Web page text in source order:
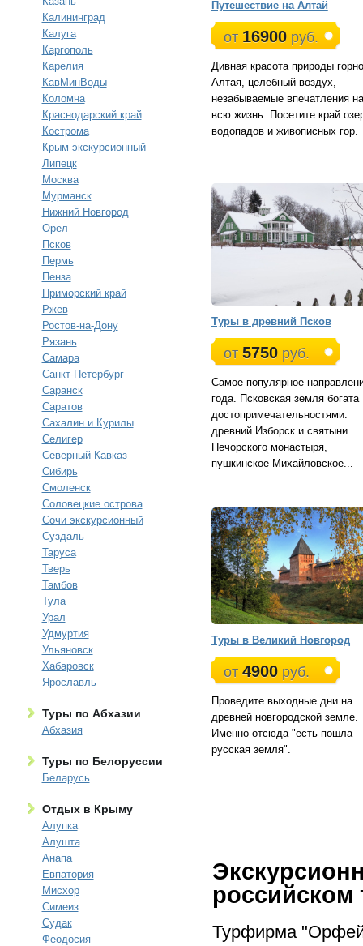
Калининград
Калуга
Каргополь
Карелия
КавМинВоды
Коломна
Краснодарский край
Кострома
Крым экскурсионный
Липецк
Москва
Мурманск
Нижний Новгород
Орел
Псков
Пермь
Пенза
Приморский край
Ржев
Ростов-на-Дону
Рязань
Самара
Санкт-Петербург
Саранск
Саратов
Сахалин и Курилы
Селигер
Северный Кавказ
Сибирь
Смоленск
Соловецкие острова
Сочи экскурсионный
Суздаль
Таруса
Тверь
Тамбов
Тула
Урал
Удмуртия
Ульяновск
Хабаровск
Ярославль
Туры по Абхазии
Абхазия
Туры по Белоруссии
Беларусь
Отдых в Крыму
Алупка
Алушта
Анапа
Евпатория
Мисхор
Симеиз
Судак
Феодосия
Путешествие на Алтай
от 16900руб.
Дивная красота природы
Алтая, целебный воздух,
незабываемые впечатления на
всю жизнь. Посетите край
водопадов и живописных гор.
Туры в древний Псков
от 5750руб.
Самое популярное
года. Псковская земля богата
достопримечательностями:
древний Изборск и святыни
Печорского монастыря,
пушкинское Михайловское...
Туры в Великий Новгород
от 4900руб.
Проведите выходные дни на
древней новгородской земле.
Именно отсюда "есть пошла
русская земля".
российском
Турфирма